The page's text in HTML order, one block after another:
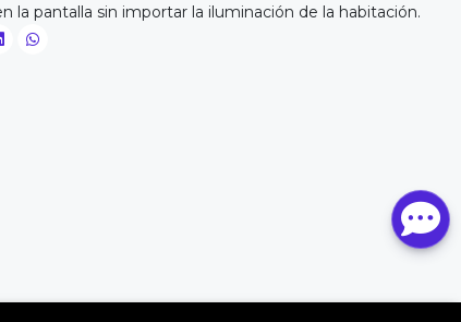
la pantalla sin importar la iluminación de la habitación.